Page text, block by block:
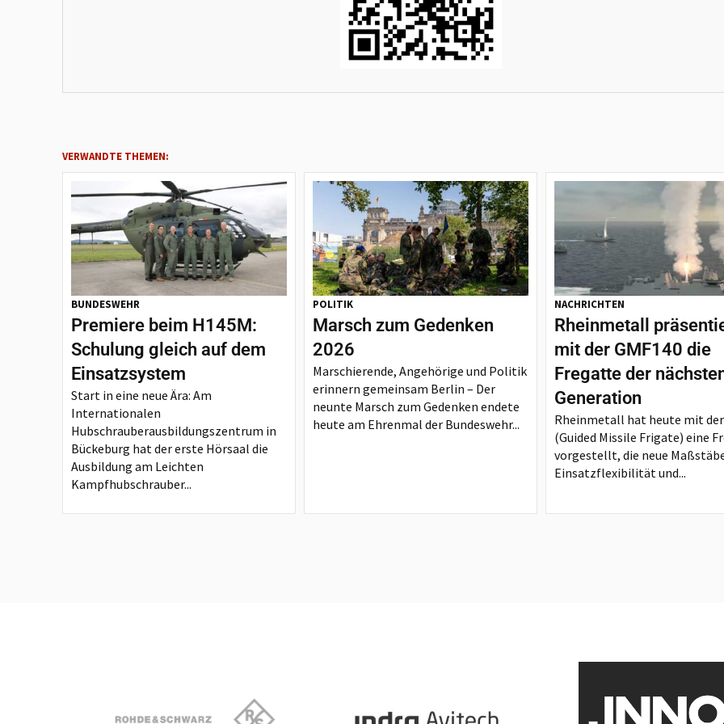
VERWANDTE THEMEN:
BUNDESWEHR
Premiere beim H145M:
Schulung gleich auf dem
Einsatzsystem
Start in eine neue Ära: Am
Internationalen
Hubschrauberausbildungszentrum in
Bückeburg hat der erste Hörsaal die
Ausbildung am Leichten
Kampfhubschrauber...
POLITIK
Marsch zum Gedenken
2026
Marschierende, Angehörige und Politik
erinnern gemeinsam Berlin – Der
neunte Marsch zum Gedenken endete
heute am Ehrenmal der Bundeswehr...
NACHRICHTEN
Rheinmetall
mit der GMF140 die
Fregatte der
Generation
Rheinmetall hat heute mit der
(Guided Missile Frigate) eine
vorgestellt, die neue
Einsatzflexibilität und...